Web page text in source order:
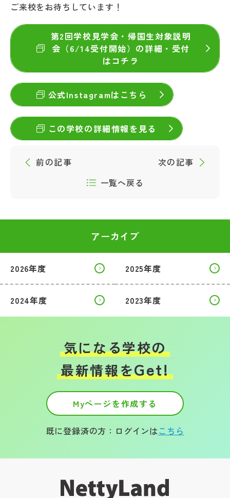
ご来校をお待ちしています！
第2回学校見学会・帰国生対象説明
会（6/14受付開始）の詳細・受付
はコチラ
公式Instagramはこちら
この学校の詳細情報を見る
前の記事
一覧へ戻る
次の記事
アーカイブ
2026年度 2025年度
2024年度 2023年度
気になる学校の
最新情報をGet!
Myページを作成する
既に登録済の方：ログインはこちら